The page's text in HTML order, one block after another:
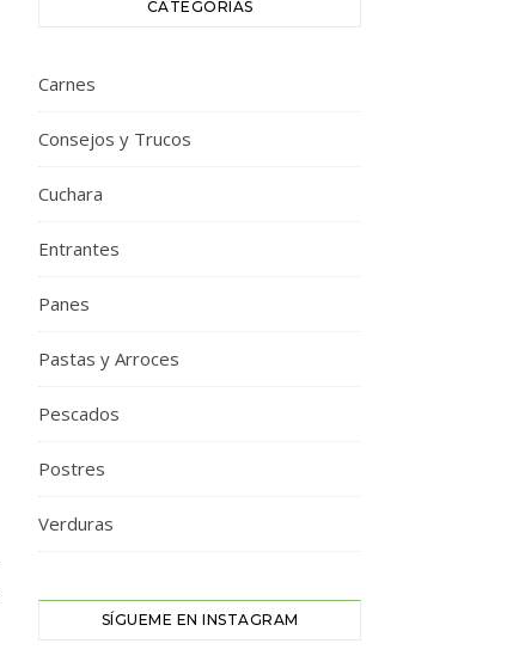
CATEGORÍAS
Carnes
Consejos y Trucos
Cuchara
Entrantes
Panes
Pastas y Arroces
Pescados
Postres
Verduras
SÍGUEME EN INSTAGRAM